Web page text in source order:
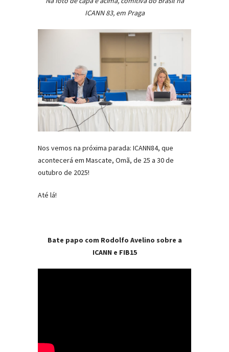
ICANN 83, em Praga
Nos vemos na próxima parada: ICANN84, que
acontecerá em Mascate, Omã, de 25 a 30 de
outubro de 2025!
Até lá!
Bate papo com Rodolfo Avelino sobre a
ICANN e FIB15